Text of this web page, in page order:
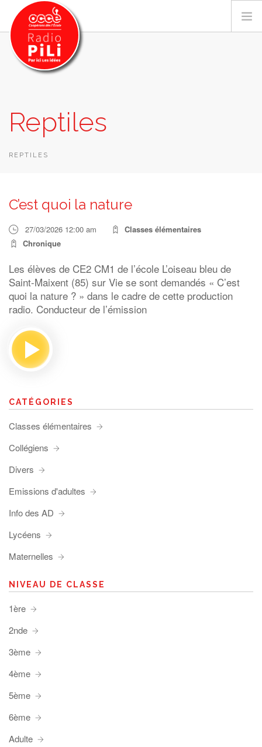
GRILLE DES PROGRAMMES
EMISSIONS / PODCASTS
RECHERCHER
Reptiles
REPTILES
C’est quoi la nature
27/03/2026 12:00 am
Classes élémentaires
Chronique
Les élèves de CE2 CM1 de l’école L’oiseau bleu de
Saint-Maixent (85) sur Vie se sont demandés « C’est
quoi la nature ? » dans le cadre de cette production
radio. Conducteur de l’émission
CATÉGORIES
Classes élémentaires
Collégiens
Divers
Emissions d'adultes
Info des AD
Lycéens
Maternelles
NIVEAU DE CLASSE
1ère
2nde
3ème
4ème
5ème
6ème
Adulte